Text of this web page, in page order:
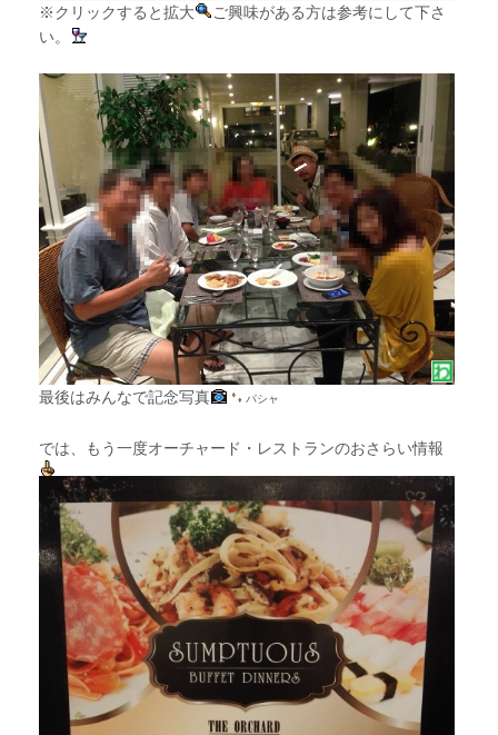
※クリックすると拡大
ご興味がある方は参考にして下さ
い。
最後はみんなで記念写真 パシャ
では、もう一度オーチャード・レストランのおさらい情報